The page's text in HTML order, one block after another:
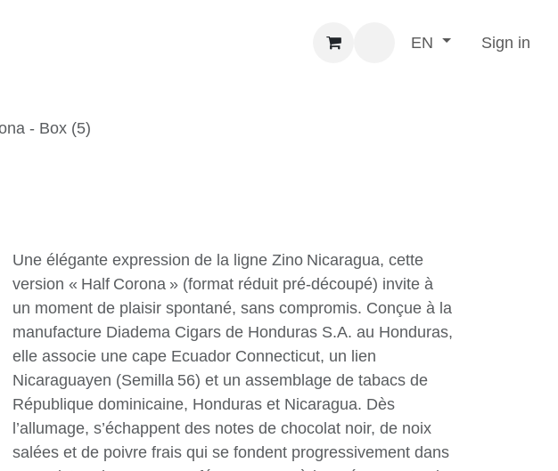
EN Sign in
Corona - Box (5)
Une élégante expression de la ligne Zino Nicaragua,
cette version « Half Corona » (format réduit pré‑découpé)
invite à un moment de plaisir spontané, sans compromis.
Conçue à la manufacture Diadema Cigars de Honduras
S.A. au Honduras, elle associe une cape Ecuador
Connecticut, un lien Nicaraguayen (Semilla 56) et un
assemblage de tabacs de République dominicaine,
Honduras et Nicaragua. Dès l’allumage, s’échappent des
notes de chocolat noir, de noix salées et de poivre frais